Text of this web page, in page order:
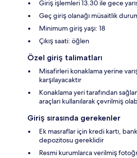
Giriş işlemleri 13.30 ile gece
Geç giriş olanağı müsaitlik
Minimum giriş yaşı: 18
Çıkış saati: öğlen
Özel giriş talimatları
Misafirleri konaklama yerine
karşılayacaktır
Konaklama yeri tarafından
araçları kullanılarak çevrilmiş
Giriş sırasında gerekenler
Ek masraflar için kredi kartı,
depozitosu gereklidir
Resmi kurumlarca verilmiş